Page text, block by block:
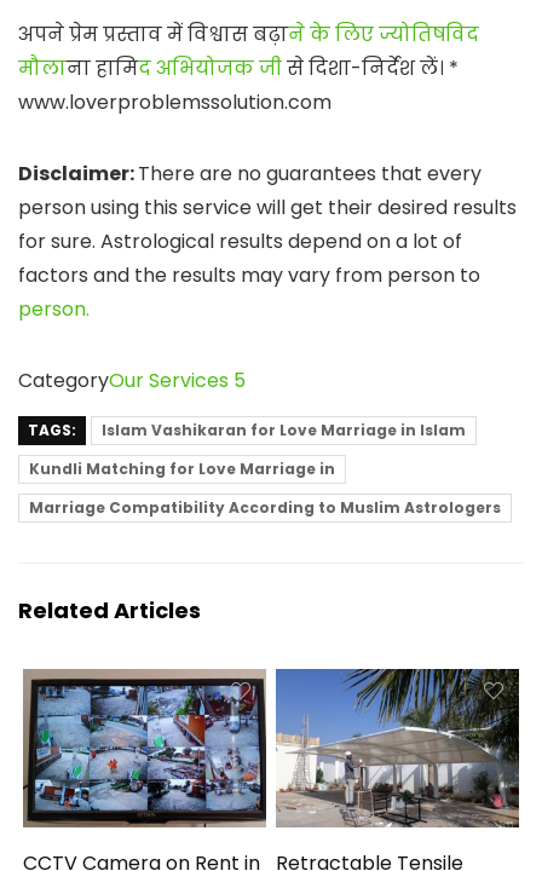
अपने प्रेम प्रस्ताव में विश्वास बढ़ाने के लिए ज्योतिषविद
मौलाना हामिद अभियोजक जीसे दिशा-निर्देश लें। *
www.loverproblemssolution.com
Disclaimer:There are no guarantees that every
person using this service will get their desired results
for sure. Astrological results depend on a lot of
factors and the results may vary from person to
person.
CategoryOur Services 5
TAGS:
Islam Vashikaran for Love Marriage in Islam
Kundli Matching for Love Marriage in
Marriage Compatibility According to Muslim Astrologers
Related Articles
CCTV Camera on Rent in Retractable Tensile